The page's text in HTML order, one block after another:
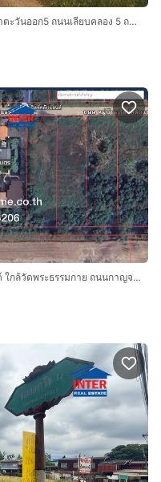
ที่ดินเปล่า 200 ตร.ว. ที่ดินเปล่า ซอยคลองห้าตะวันออก5 ถนนเลียบคลอง 5 ถนนคลองหลวง คลองหลวง ปทุมธานี
ที่ดินเปล่า 587 ตร.ว. หมู่บ้านเวิลด์คลับแลนด์ ใกล้วัดพระธรรมกาย ถนนกาญจนาภิเษก ถนนคลองหลวง คลองหลวง ปทุมธานี